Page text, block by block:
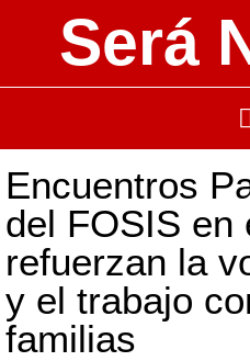
Será
Encuentros
del FOSIS en
refuerzan la
y el trabajo
familias